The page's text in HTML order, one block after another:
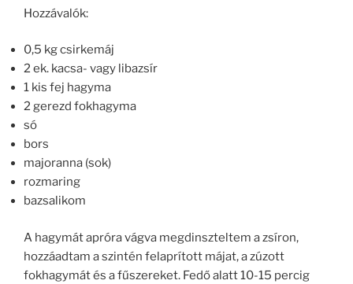
Hozzávalók:
0,5 kg csirkemáj
2 ek. kacsa- vagy libazsír
1 kis fej hagyma
2 gerezd fokhagyma
só
bors
majoranna (sok)
rozmaring
bazsalikom
A hagymát apróra vágva megdinszteltem a zsíron,
hozzáadtam a szintén felaprított májat, a zúzott
fokhagymát és a fűszereket. Fedő alatt 10-15 percig